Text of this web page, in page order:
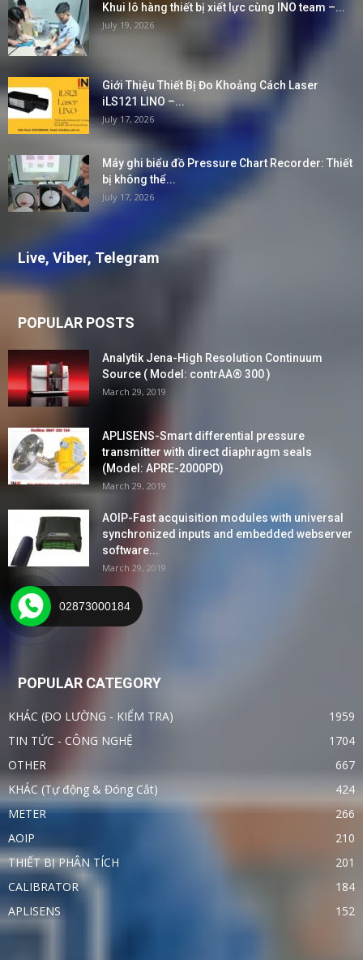
Khui lô hàng thiết bị xiết lực cùng INO team –...
July 19, 2026
Giới Thiệu Thiết Bị Đo Khoảng Cách Laser
iLS121 LINO –...
July 17, 2026
Máy ghi biểu đồ Pressure Chart Recorder: Thiết
bị không thể...
July 17, 2026
Live, Viber, Telegram
POPULAR POSTS
Analytik Jena-High Resolution Continuum
Source ( Model: contrAA® 300 )
March 29, 2019
APLISENS-Smart differential pressure
transmitter with direct diaphragm seals
(Model: APRE-2000PD)
March 29, 2019
AOIP-Fast acquisition modules with universal
synchronized inputs and embedded webserver
software...
March 29, 2019
Mautic
POPULAR CATEGORY
KHÁC (ĐO LƯỜNG - KIỂM TRA)
1959
TIN TỨC - CÔNG NGHỆ
1704
OTHER
667
KHÁC (Tự động & Đóng Cắt)
424
METER
266
AOIP
210
THIẾT BỊ PHÂN TÍCH
201
CALIBRATOR
184
APLISENS
152
02873000184